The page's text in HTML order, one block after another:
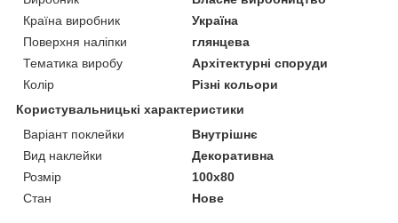
Країна виробник
Україна
Поверхня наліпки
глянцева
Тематика виробу
Архітектурні споруди
Колір
Різні кольори
Користувальницькі характеристики
Варіант поклейки
Внутрішнє
Вид наклейки
Декоративна
Розмір
100х80
Стан
Нове